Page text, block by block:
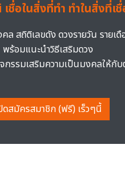
ชื่อในสิ่งที่ทำ ทำในสิ่งที่เ
ล สถิติเลขดัง ดวงรายวัน รายเ
พร้อมแนะนำวิธีเสริมดวง
กรรมเสริมความเป็นมงคลให้กับ
ดสมัครสมาชิก (ฟรี) เร็วๆนี้